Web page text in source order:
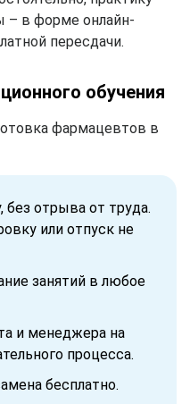
– в форме онлайн-
пересдачи.
обучения
фармацевтов в
без отрыва от труда.
или отпуск не
занятий в любое
и менеджера на
процесса.
бесплатно.